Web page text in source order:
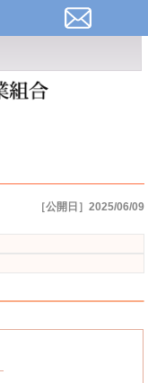
［公開日］2025/06/09